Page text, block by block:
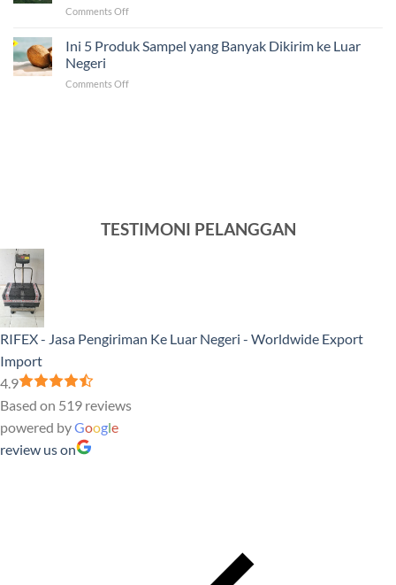
dalam
Barang
Comments Offon
Jasa
Pengiriman
Venezuela
Ini 5 Produk Sampel yang Banyak Dikirim ke Luar
Negeri
Comments Offon
Negeri
TESTIMONI PELANGGAN
RIFEX - Jasa Pengiriman Ke Luar Negeri - Worldwide Export
Import
4.9
Based on 519 reviews
powered byGoogle
review us on